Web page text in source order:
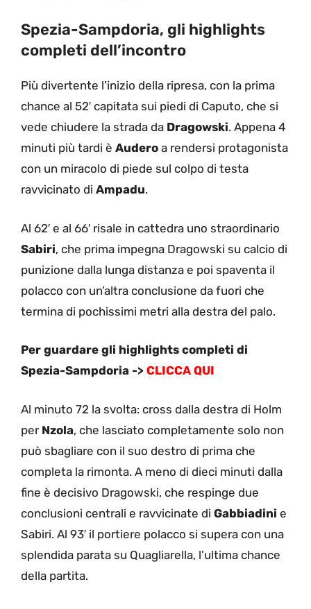
Spezia-Sampdoria, gli highlights
completi dell’incontro
Più divertente l’inizio della ripresa, con la prima
chance al 52′ capitata sui piedi di Caputo, che si
vede chiudere la strada da Dragowski. Appena 4
minuti più tardi è Audero a rendersi protagonista
con un miracolo di piede sul colpo di testa
ravvicinato di Ampadu.
Al 62′ e al 66′ risale in cattedra uno straordinario
Sabiri, che prima impegna Dragowski su calcio di
punizione dalla lunga distanza e poi spaventa il
polacco con un’altra conclusione da fuori che
termina di pochissimi metri alla destra del palo.
Per guardare gli highlights completi di
Spezia-Sampdoria -> CLICCA QUI
Al minuto 72 la svolta: cross dalla destra di Holm
per Nzola, che lasciato completamente solo non
può sbagliare con il suo destro di prima che
completa la rimonta. A meno di dieci minuti dalla
fine è decisivo Dragowski, che respinge due
conclusioni centrali e ravvicinate di Gabbiadini e
Sabiri. Al 93′ il portiere polacco si supera con una
splendida parata su Quagliarella, l’ultima chance
della partita.